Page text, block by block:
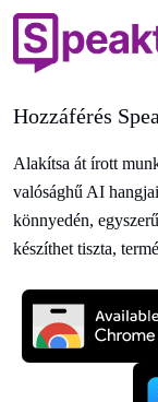
Hozzáférés
Alakítsa át írott
valósághű AI
könnyedén,
készíthet tiszta,